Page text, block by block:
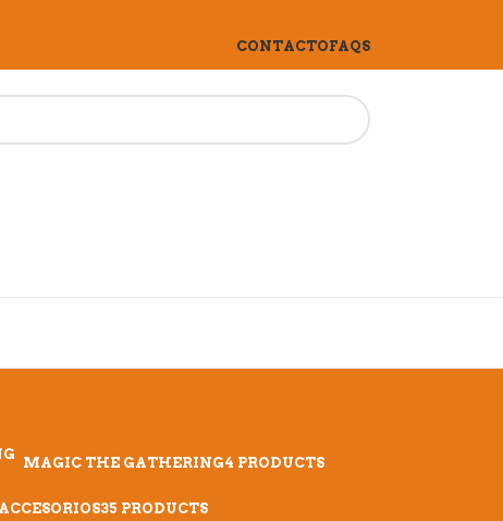
CONTACTOFAQS
MAGIC THE GATHERING4 PRODUCTS
ACCESORIOS35 PRODUCTS